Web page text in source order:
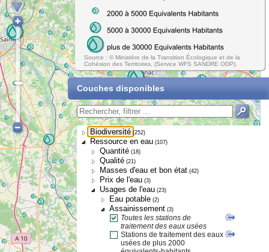
Source : © Ministère de la Transition Écologique et de la
Cohésion des Territoires, (Service WFS SANDRE ODP).
Couches disponibles
Biodiversité (252)
Ressource en eau (107)
Quantité (18)
Qualité (21)
Masses d'eau et bon état (42)
Prix de l'eau (3)
Usages de l'eau (23)
Eau potable (2)
Assainissement (3)
Toutes les stations de
traitement des eaux usées
Stations de traitement des eaux
usées de plus 2000